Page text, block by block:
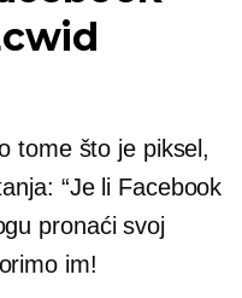
tome što je piksel,
“Je li Facebook
pronaći svoj
im!